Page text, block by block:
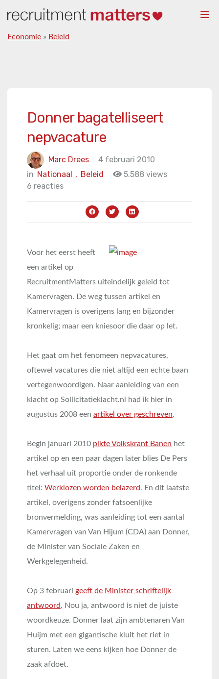
Economie » Beleid
Donner bagatelliseert
nepvacature
Marc Drees
4 februari 2010
in
Beleid
Nationaal ,
5.588 views
6 reacties
Voor het eerst heeft
een artikel op
RecruitmentMatters uiteindelijk geleid tot
Kamervragen. De weg tussen artikel en
Kamervragen is overigens lang en bijzonder
kronkelig; maar een kniesoor die daar op let.
Het gaat om het fenomeen nepvacatures,
oftewel vacatures die niet altijd een echte baan
vertegenwoordigen. Naar aanleiding van een
klacht op Sollicitatieklacht.nl had ik hier in
augustus 2008 een artikel over geschreven.
Begin januari 2010 pikte Volkskrant Banen het
artikel op en een paar dagen later blies De Pers
het verhaal uit proportie onder de ronkende
titel: Werklozen worden belazerd. En dit laatste
artikel, overigens zonder fatsoenlijke
bronvermelding, was aanleiding tot een aantal
Kamervragen van Van Hijum (CDA) aan Donner,
de Minister van Sociale Zaken en
Werkgelegenheid.
Op 3 februari geeft de Minister schriftelijk
antwoord. Nou ja, antwoord is niet de juiste
woordkeuze. Donner laat zijn ambtenaren Van
Huijm met een gigantische kluit het riet in
sturen. Laten we eens kijken hoe Donner de
zaak afdoet.